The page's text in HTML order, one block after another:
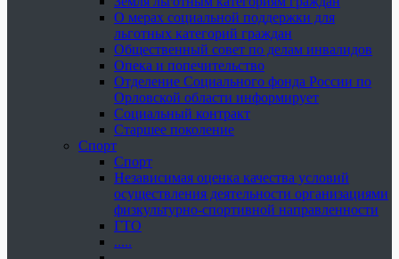
О мерах социальной поддержки для
льготных категорий граждан
Общественный совет по делам инвалидов
Опека и попечительство
Отделение Социального фонда России по
Орловской области информирует
Социальный контракт
Старшее поколение
Спорт
Спорт
Независимая оценка качества условий
осуществления деятельности организациями
физкультурно-спортивной направленности
ГТО
.....